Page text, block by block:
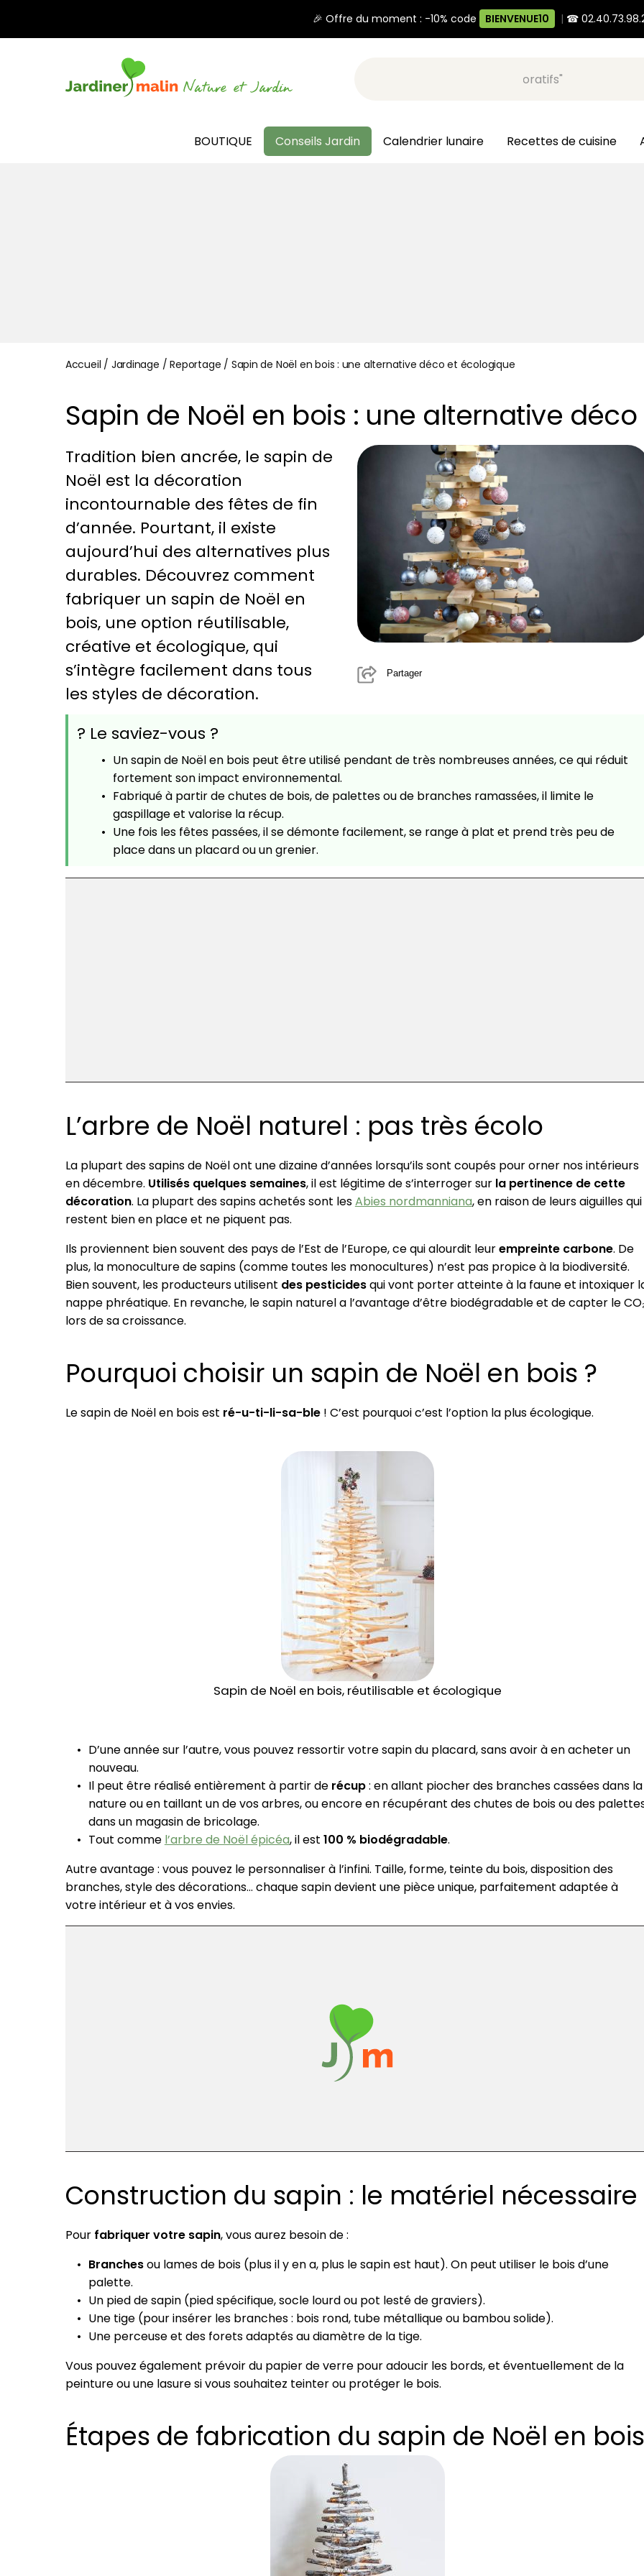
🎉 Offre du moment : -10% code BIENVENUE10 | ☎
Recherche, ex: "pots décoratifs"
BOUTIQUE Conseils Jardin Calendrier lunaire Recettes de cuisine
Accueil / Jardinage /Reportage / Sapin de Noël en bois : une alternative déco et écologique
Sapin de Noël en bois : une alternative
Partager
Tradition bien ancrée, le sapin de
Noël est la décoration
incontournable des fêtes de fin
d’année. Pourtant, il existe
aujourd’hui des alternatives plus
durables. Découvrez comment
fabriquer un sapin de Noël en
bois, une option réutilisable,
créative et écologique, qui
s’intègre facilement dans tous
les styles de décoration.
? Le saviez-vous ?
Un sapin de Noël en bois peut être utilisé pendant de très nombreuses années, ce qui réduit
fortement son impact environnemental.
Fabriqué à partir de chutes de bois, de palettes ou de branches ramassées, il limite le
gaspillage et valorise la récup.
Une fois les fêtes passées, il se démonte facilement, se range à plat et prend très peu de
place dans un placard ou un grenier.
L’arbre de Noël naturel : pas très écolo
La plupart des sapins de Noël ont une dizaine d’années lorsqu’ils sont coupés pour orner nos intérieurs
en décembre. Utilisés quelques semaines, il est légitime de s’interroger sur la pertinence de cette
décoration. La plupart des sapins achetés sont lesAbies nordmanniana, en raison de leurs aiguilles qui
restent bien en place et ne piquent pas.
Ils proviennent bien souvent des pays de l’Est de l’Europe, ce qui alourdit leurempreinte carbone. De
plus, la monoculture de sapins (comme toutes les monocultures) n’est pas propice à la biodiversité.
Bien souvent, les producteurs utilisent des pesticidesqui vont porter atteinte à la faune et intoxiquer
nappe phréatique. En revanche, le sapin naturel a l’avantage d’être biodégradable et de capter le
lors de sa croissance.
Pourquoi choisir un sapin de Noël en bois ?
Le sapin de Noël en bois est ré-u-ti-li-sa-ble! C’est pourquoi c’est l’option la plus écologique.
Sapin de Noël en bois, réutilisable et écologique
D’une année sur l’autre, vous pouvez ressortir votre sapin du placard, sans avoir à en acheter un
nouveau.
Il peut être réalisé entièrement à partir de récup: en allant piocher des branches cassées dans la
nature ou en taillant un de vos arbres, ou encore en récupérant des chutes de bois ou des
dans un magasin de bricolage.
Tout comme l’arbre de Noël épicéa, il est 100 % biodégradable.
Autre avantage : vous pouvez le personnaliser à l’infini. Taille, forme, teinte du bois, disposition des
branches, style des décorations… chaque sapin devient une pièce unique, parfaitement adaptée à
votre intérieur et à vos envies.
Construction du sapin : le matériel nécessaire
Pour fabriquer votre sapin, vous aurez besoin de :
Branchesou lames de bois (plus il y en a, plus le sapin est haut). On peut utiliser le bois d’une
palette.
Un pied de sapin (pied spécifique, socle lourd ou pot lesté de graviers).
Une tige (pour insérer les branches : bois rond, tube métallique ou bambou solide).
Une perceuse et des forets adaptés au diamètre de la tige.
Vous pouvez également prévoir du papier de verre pour adoucir les bords, et éventuellement de la
peinture ou une lasure si vous souhaitez teinter ou protéger le bois.
Étapes de fabrication du sapin de Noël en bois